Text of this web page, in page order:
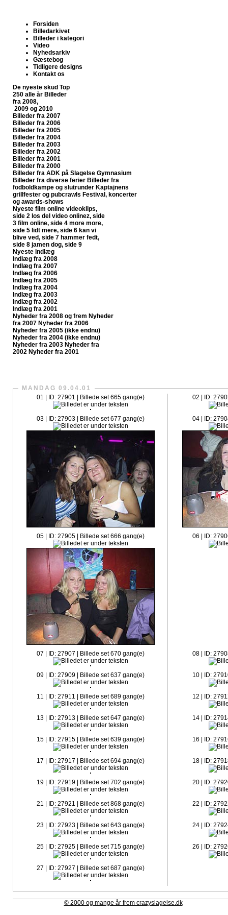
Forsiden
Billedarkivet
Billeder i kategori
Video
Nyhedsarkiv
Gæstebog
Tidligere designs
Kontakt os
De nyeste skud Top
250 alle år Billeder
fra 2008,
2009 og 2010
Billeder fra 2007
Billeder fra 2006
Billeder fra 2005
Billeder fra 2004
Billeder fra 2003
Billeder fra 2002
Billeder fra 2001
Billeder fra 2000
Billeder fra ADK på Slagelse Gymnasium
Billeder fra diverse ferier Billeder fra
fodboldkampe og slutrunder Kaptajnens
grillfester og pubcrawls Festival, koncerter
og awards-shows
Nyeste film online videoklips,
side 2 los del video onlinez, side
3 film online, side 4 more more,
side 5 lidt mere, side 6 kan vi
blive ved, side 7 hammer fedt,
side 8 jamen dog, side 9
Nyeste indlæg
Indlæg fra 2008
Indlæg fra 2007
Indlæg fra 2006
Indlæg fra 2005
Indlæg fra 2004
Indlæg fra 2003
Indlæg fra 2002
Indlæg fra 2001
Nyheder fra 2008 og frem Nyheder
fra 2007 Nyheder fra 2006
Nyheder fra 2005 (ikke endnu)
Nyheder fra 2004 (ikke endnu)
Nyheder fra 2003 Nyheder fra
2002 Nyheder fra 2001
MANDAG 09.04.01
01 | ID: 27901 | Billede set 665 gang(e)
02 | ID:
03 | ID: 27903 | Billede set 677 gang(e) 04 | ID:
05 | ID: 27905 | Billede set 666 gang(e) 06 | ID:
07 | ID: 27907 | Billede set 670 gang(e) 08 | ID:
09 | ID: 27909 | Billede set 637 gang(e) 10 | ID:
11 | ID: 27911 | Billede set 689 gang(e) 12 | ID:
13 | ID: 27913 | Billede set 647 gang(e) 14 | ID:
15 | ID: 27915 | Billede set 639 gang(e) 16 | ID:
17 | ID: 27917 | Billede set 694 gang(e) 18 | ID:
19 | ID: 27919 | Billede set 702 gang(e) 20 | ID:
21 | ID: 27921 | Billede set 868 gang(e) 22 | ID:
23 | ID: 27923 | Billede set 643 gang(e) 24 | ID:
25 | ID: 27925 | Billede set 715 gang(e) 26 | ID:
27 | ID: 27927 | Billede set 687 gang(e)
© 2000 og mange år frem crazyslagelse.dk